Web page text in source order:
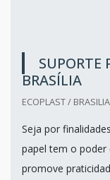
SUPORTE
BRASÍLIA
ECOPLAST /
Seja por
papel tem o poder
promove